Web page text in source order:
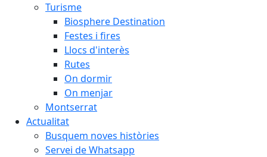
Turisme
Biosphere Destination
Festes i fires
Llocs d'interès
Rutes
On dormir
On menjar
Montserrat
Actualitat
Busquem noves històries
Servei de Whatsapp